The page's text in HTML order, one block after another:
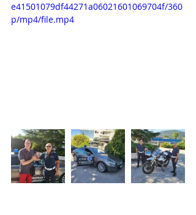
e41501079df44271a06021601069704f/360
p/mp4/file.mp4